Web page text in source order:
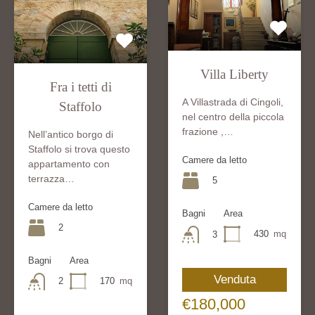
Fra i tetti di
Staffolo
Nell’antico borgo di
Staffolo si trova questo
appartamento con
terrazza…
Camere da letto
2
Bagni
2
Area
170 mq
Villa Liberty
A Villastrada di Cingoli,
nel centro della piccola
frazione ,…
Camere da letto
5
Bagni
3
Area
430 mq
Venduta
€180,000